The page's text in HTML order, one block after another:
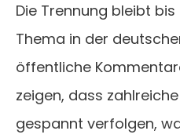
Die Trennung bleibt
Thema in der
öffentliche
zeigen, dass
gespannt verfolgen,